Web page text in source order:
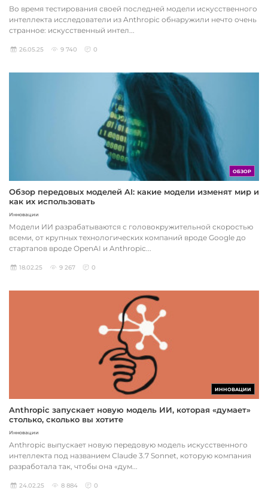
Во время тестирования своей последней модели искусственного
интеллекта исследователи из Anthropic обнаружили нечто очень
странное: искусственный интел...
26.05.25 9 740 0
ОБЗОР
Обзор передовых моделей AI: какие модели изменят мир и
как их использовать
Инновации
Модели ИИ разрабатываются с головокружительной скоростью
всеми, от крупных технологических компаний вроде Google до
стартапов вроде OpenAI и Anthropic...
18.02.25 9 267 0
ИННОВАЦИИ
Anthropic запускает новую модель ИИ, которая «думает»
столько, сколько вы хотите
Инновации
Anthropic выпускает новую передовую модель искусственного
интеллекта под названием Claude 3.7 Sonnet, которую компания
разработала так, чтобы она «дум...
24.02.25 8 884 0